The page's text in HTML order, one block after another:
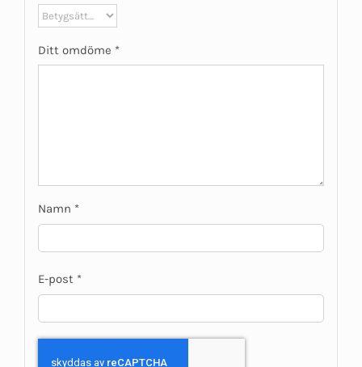
Ditt omdöme *
Namn *
E-post *